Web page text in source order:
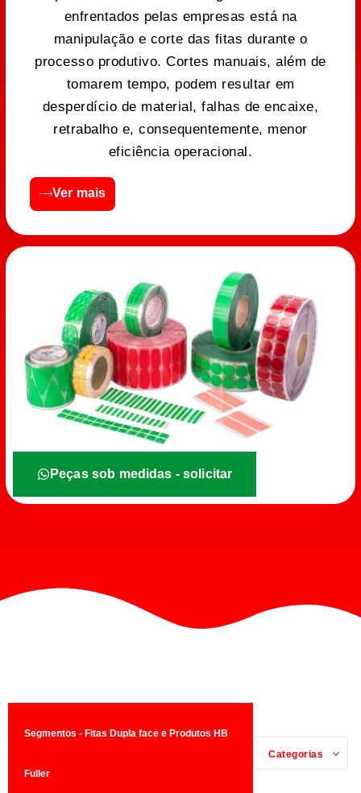
enfrentados pelas empresas está na
manipulação e corte das fitas durante o
processo produtivo. Cortes manuais, além de
tomarem tempo, podem resultar em
desperdício de material, falhas de encaixe,
retrabalho e, consequentemente, menor
eficiência operacional.
Ver mais
Peças sob medidas - solicitar
Segmentos - Fitas Dupla face e Produtos HB
Fuller
Categorias